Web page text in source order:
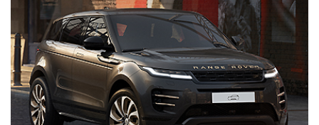
Вакансії
VIDI Кар'єра
Контакти